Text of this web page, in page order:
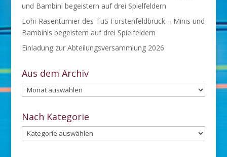
und Bambini begeistern auf drei Spielfeldern
Lohi-Rasenturnier des TuS Fürstenfeldbruck – Minis und
Bambinis begeistern auf drei Spielfeldern
Einladung zur Abteilungsversammlung 2026
Aus dem Archiv
Aus
dem
Archiv
Nach Kategorie
Nach
Kategorie